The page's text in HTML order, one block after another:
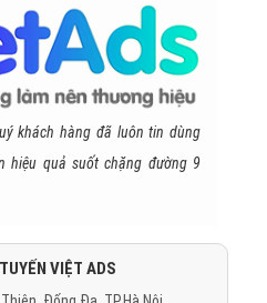
khách hàng đã luôn tin dùng
hiệu quả suốt chặng đường 9
VIỆT ADS